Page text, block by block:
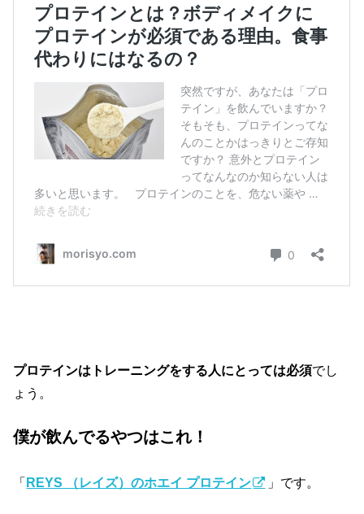
プロテインはトレーニングをする人にとっては必須でし
ょう。
僕が飲んでるやつはこれ！
「REYS （レイズ）のホエイ プロテイン 」です。